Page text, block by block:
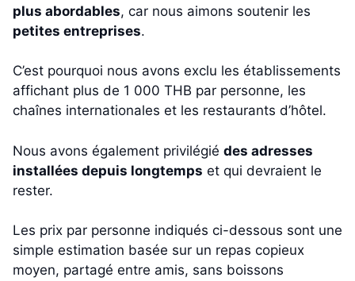
plus abordables, car nous aimons soutenir les
petites entreprises.
C’est pourquoi nous avons exclu les établissements
affichant plus de 1 000 THB par personne, les
chaînes internationales et les restaurants d’hôtel.
Nous avons également privilégié des adresses
installées depuis longtemps et qui devraient le
rester.
Les prix par personne indiqués ci-dessous sont une
simple estimation basée sur un repas copieux
moyen, partagé entre amis, sans boissons